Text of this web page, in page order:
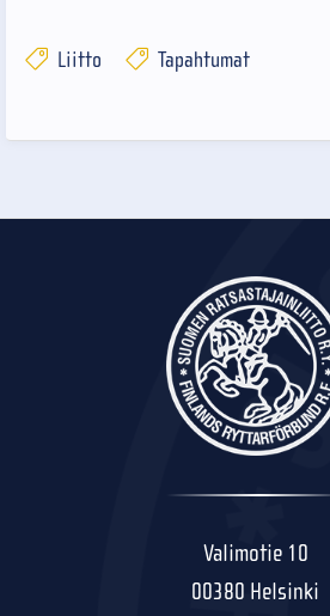
Liitto Tapahtumat
Valimotie 10
00380 Helsinki